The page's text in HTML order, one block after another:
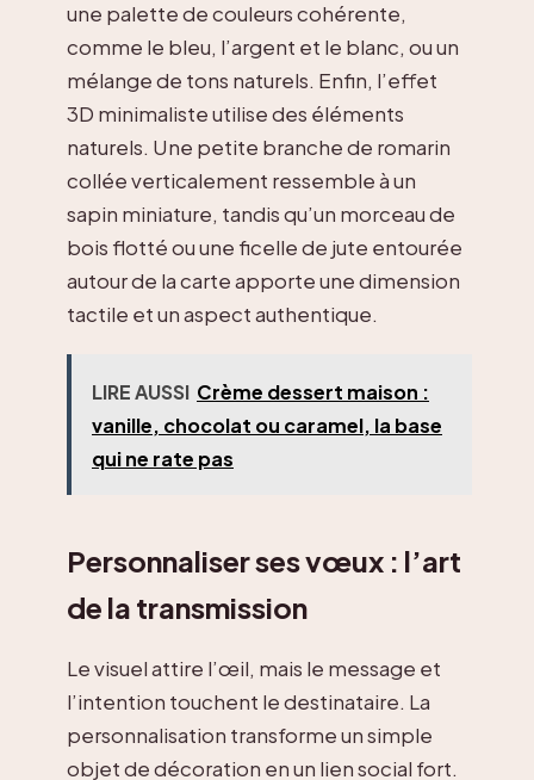
une palette de couleurs cohérente,
comme le bleu, l’argent et le blanc, ou un
mélange de tons naturels. Enfin, l’effet
3D minimaliste utilise des éléments
naturels. Une petite branche de romarin
collée verticalement ressemble à un
sapin miniature, tandis qu’un morceau de
bois flotté ou une ficelle de jute entourée
autour de la carte apporte une dimension
tactile et un aspect authentique.
LIRE AUSSI Crème dessert maison :
vanille, chocolat ou caramel, la base
qui ne rate pas
Personnaliser ses vœux : l’art
de la transmission
Le visuel attire l’œil, mais le message et
l’intention touchent le destinataire. La
personnalisation transforme un simple
objet de décoration en un lien social fort.